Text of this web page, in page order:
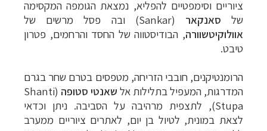
ציוריים וסימפטיים להפליא, נמצאת הגומפה המקסימה
של סאנקאר (
Sankar) ובה פסל מרשים של
אוולוקיטשוורה, הבודיסטווה של החסד והרחמים, פטרון
טיבט.
הרומנטיקנים, חובבי הזריחה, מטפסים בטרם שחר בגרם
המדרגות, המעפיל בתלילות אל שאנטי סטופה (
Shanti
Stupa), לתצפית מרהיבה על הסביבה. ניתן וכדאי
לצאת במונית, לטיול בן יום, לאתרים ציוריים ממערב